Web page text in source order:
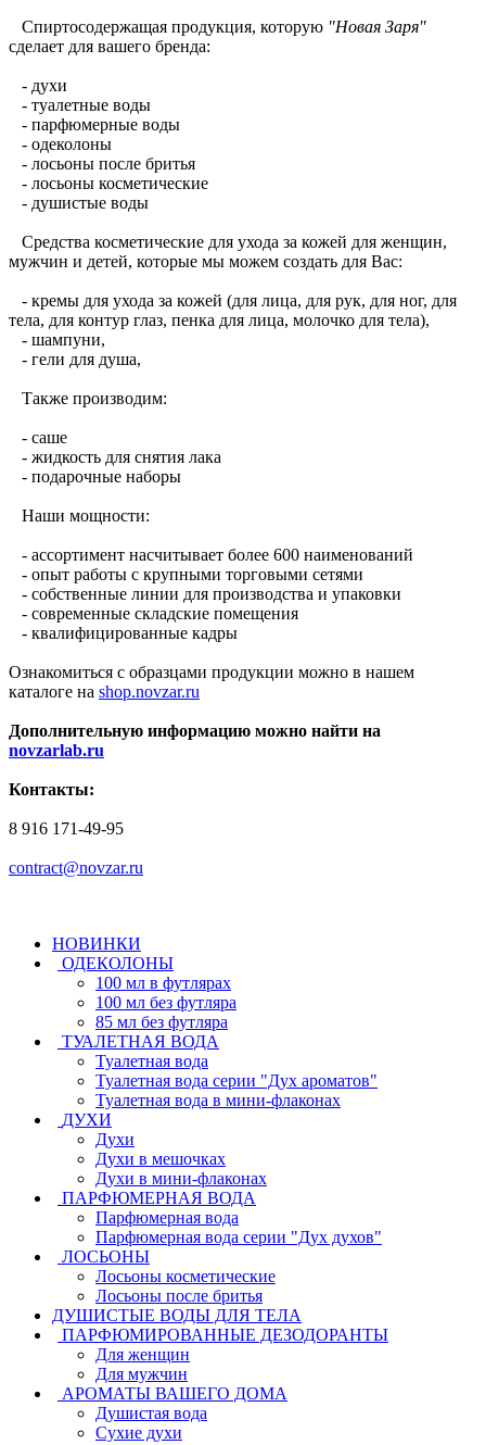
Спиртосодержащая продукция, которую "Новая Заря"
сделает для вашего бренда:
- духи
- туалетные воды
- парфюмерные воды
- одеколоны
- лосьоны после бритья
- лосьоны косметические
- душистые воды
Средства косметические для ухода за кожей для женщин,
мужчин и детей, которые мы можем создать для Вас:
- кремы для ухода за кожей (для лица, для рук, для ног, для
тела, для контур глаз, пенка для лица, молочко для тела),
- шампуни,
- гели для душа,
Также производим:
- саше
- жидкость для снятия лака
- подарочные наборы
Наши мощности:
- ассортимент насчитывает более 600 наименований
- опыт работы с крупными торговыми сетями
- собственные линии для производства и упаковки
- современные складские помещения
- квалифицированные кадры
Ознакомиться с образцами продукции можно в нашем
каталоге на shop.novzar.ru
Дополнительную информацию можно найти на
novzarlab.ru
Контакты:
8 916 171-49-95
contract@novzar.ru
НОВИНКИ
ОДЕКОЛОНЫ
100 мл в футлярах
100 мл без футляра
85 мл без футляра
ТУАЛЕТНАЯ ВОДА
Туалетная вода
Туалетная вода серии "Дух ароматов"
Туалетная вода в мини-флаконах
ДУХИ
Духи
Духи в мешочках
Духи в мини-флаконах
ПАРФЮМЕРНАЯ ВОДА
Парфюмерная вода
Парфюмерная вода серии "Дух духов"
ЛОСЬОНЫ
Лосьоны косметические
Лосьоны после бритья
ДУШИСТЫЕ ВОДЫ ДЛЯ ТЕЛА
ПАРФЮМИРОВАННЫЕ ДЕЗОДОРАНТЫ
Для женщин
Для мужчин
АРОМАТЫ ВАШЕГО ДОМА
Душистая вода
Сухие духи